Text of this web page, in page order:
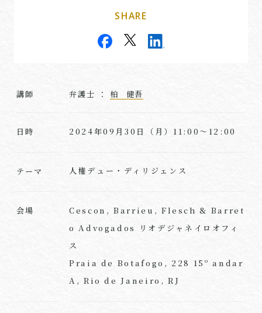
SHARE
講師 弁護士 ： 柏 健吾
日時 2024年09月30日（月）11:00～12:00
テーマ 人権デュー・ディリジェンス
会場
Cescon, Barrieu, Flesch & Barret
o Advogados リオデジャネイロオフィ
ス
Praia de Botafogo, 228 15º andar
A, Rio de Janeiro, RJ